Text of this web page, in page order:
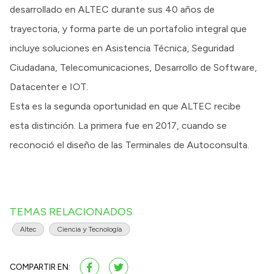
desarrollado en ALTEC durante sus 40 años de
trayectoria, y forma parte de un portafolio integral que
incluye soluciones en Asistencia Técnica, Seguridad
Ciudadana, Telecomunicaciones, Desarrollo de Software,
Datacenter e IOT.
Esta es la segunda oportunidad en que ALTEC recibe
esta distinción. La primera fue en 2017, cuando se
reconoció el diseño de las Terminales de Autoconsulta.
TEMAS RELACIONADOS
Altec Ciencia y Tecnología
COMPARTIR EN: